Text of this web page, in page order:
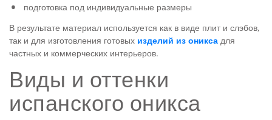
подготовка под индивидуальные размеры
В результате материал используется как в виде плит и слэбов,
так и для изготовления готовых изделий из оникса для
частных и коммерческих интерьеров.
Виды и оттенки
испанского оникса